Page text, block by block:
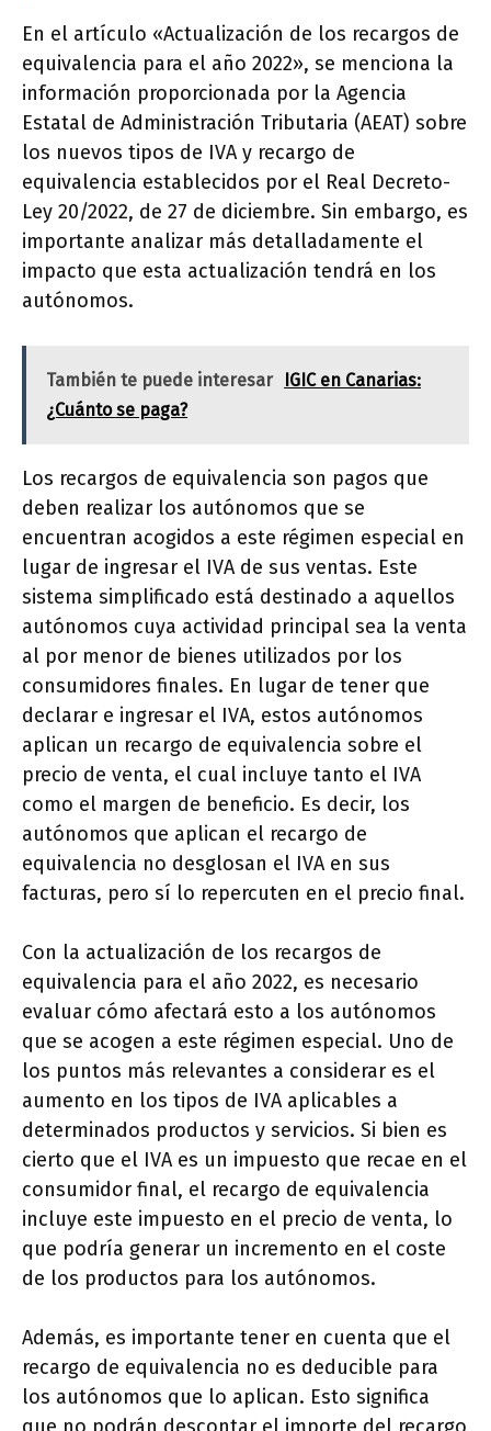
En el artículo «Actualización de los recargos de
equivalencia para el año 2022», se menciona la
información proporcionada por la Agencia
Estatal de Administración Tributaria (AEAT) sobre
los nuevos tipos de IVA y recargo de
equivalencia establecidos por el Real Decreto-
Ley 20/2022, de 27 de diciembre. Sin embargo, es
importante analizar más detalladamente el
impacto que esta actualización tendrá en los
autónomos.
También te puede interesar
IGIC en Canarias:
¿Cuánto se paga?
Los recargos de equivalencia son pagos que
deben realizar los autónomos que se
encuentran acogidos a este régimen especial en
lugar de ingresar el IVA de sus ventas. Este
sistema simplificado está destinado a aquellos
autónomos cuya actividad principal sea la venta
al por menor de bienes utilizados por los
consumidores finales. En lugar de tener que
declarar e ingresar el IVA, estos autónomos
aplican un recargo de equivalencia sobre el
precio de venta, el cual incluye tanto el IVA
como el margen de beneficio. Es decir, los
autónomos que aplican el recargo de
equivalencia no desglosan el IVA en sus
facturas, pero sí lo repercuten en el precio final.
Con la actualización de los recargos de
equivalencia para el año 2022, es necesario
evaluar cómo afectará esto a los autónomos
que se acogen a este régimen especial. Uno de
los puntos más relevantes a considerar es el
aumento en los tipos de IVA aplicables a
determinados productos y servicios. Si bien es
cierto que el IVA es un impuesto que recae en el
consumidor final, el recargo de equivalencia
incluye este impuesto en el precio de venta, lo
que podría generar un incremento en el coste
de los productos para los autónomos.
Además, es importante tener en cuenta que el
recargo de equivalencia no es deducible para
los autónomos que lo aplican. Esto significa